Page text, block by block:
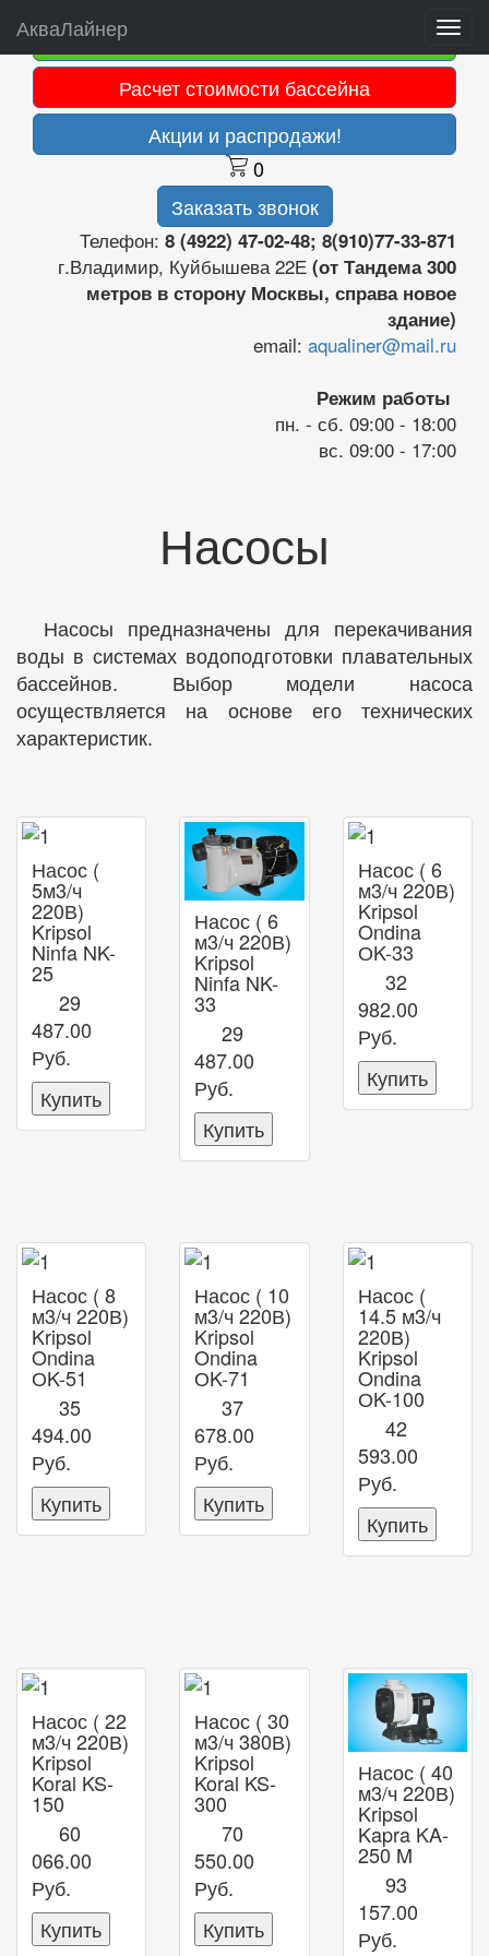
АкваЛайнер
Расчет стоимости бассейна
Акции и распродажи!
0
Заказать звонок
Телефон: 8 (4922) 47-02-48; 8(910)77-33-871
г.Владимир, Куйбышева 22Е (от Тандема 300
метров в сторону Москвы, справа новое
здание)
email: aqualiner@mail.ru
Режим работы
пн. - сб. 09:00 - 18:00
вс. 09:00 - 17:00
Насосы
Насосы предназначены для перекачивания
воды в системах водоподготовки плавательных
бассейнов. Выбор модели насоса
осуществляется на основе его технических
характеристик.
Насос (
5м3/ч
220В)
Kripsol
Ninfa NK-
25
29
487.00
Руб.
Купить
Насос ( 6
м3/ч 220В)
Kripsol
Ninfa NK-
33
29
487.00
Руб.
Купить
Насос ( 6
м3/ч 220В)
Kripsol
Ondina
ОK-33
32
982.00
Руб.
Купить
Насос ( 8
м3/ч 220В)
Kripsol
Ondina
ОK-51
35
494.00
Руб.
Купить
Насос ( 10
м3/ч 220В)
Kripsol
Ondina
ОK-71
37
678.00
Руб.
Купить
Насос (
14.5 м3/ч
220В)
Kripsol
Ondina
ОK-100
42
593.00
Руб.
Купить
Насос ( 22
м3/ч 220В)
Kripsol
Koral KS-
150
60
066.00
Руб.
Купить
Насос ( 30
м3/ч 380В)
Kripsol
Koral KS-
300
70
550.00
Руб.
Купить
Насос ( 40
м3/ч 220В)
Kripsol
Kapra KA-
250 M
93
157.00
Руб.